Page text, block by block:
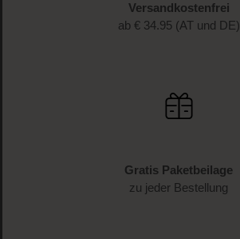
Versandkostenfrei
ab € 34.95 (AT und DE)
Gratis Paketbeilage
zu jeder Bestellung